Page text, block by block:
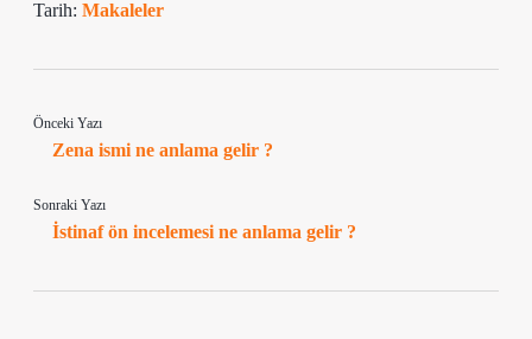
Tarih: Makaleler
Önceki Yazı
Zena ismi ne anlama gelir ?
Sonraki Yazı
İstinaf ön incelemesi ne anlama gelir ?